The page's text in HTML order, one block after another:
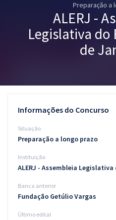
Graduação
Blog
Aprovados
Atendimento
Preparação a
ALERJ -
Legislativa do
de
Informações do Concurso
Situação
Preparação a longo prazo
Instituição
ALERJ - Assembleia
Banca anterior
Fundação Getúlio Vargas
Último edital